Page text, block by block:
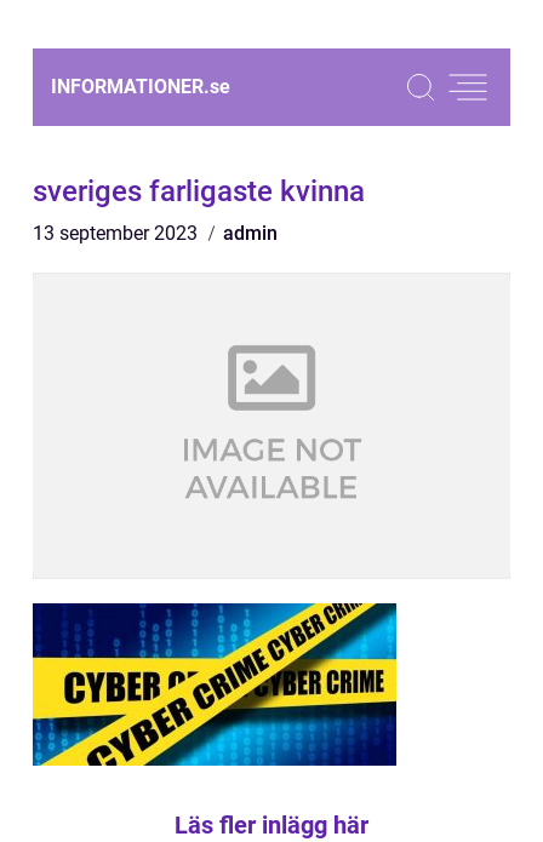
INFORMATIONER.se
sveriges farligaste kvinna
13 september 2023 admin
Läs fler inlägg här